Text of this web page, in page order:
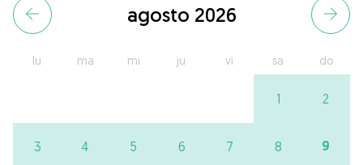
agosto 2026
lu ma mi ju vi sa do
1 2
3 4 5 6 7 8 9